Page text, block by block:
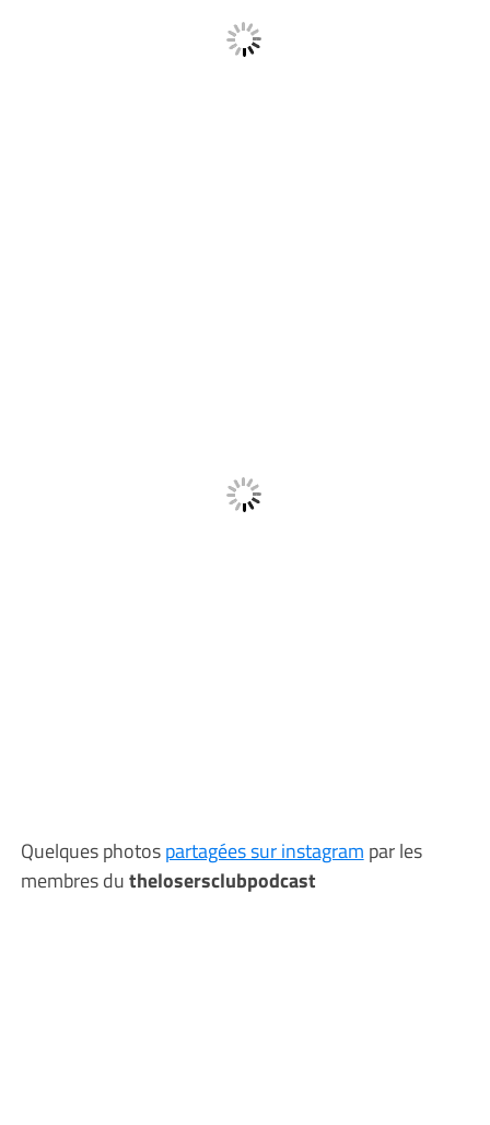
Quelques photospartagées sur instagram par les
membres duthelosersclubpodcast